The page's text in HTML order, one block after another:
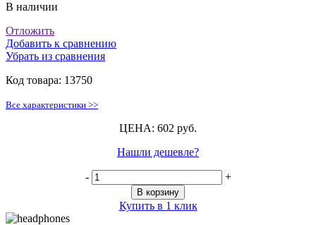
В наличии
Отложить
Добавить к сравнению
Убрать из сравнения
Код товара: 13750
Все характеристики >>
ЦЕНА: 602 руб.
Нашли дешевле?
- +
В корзину
Купить в 1 клик